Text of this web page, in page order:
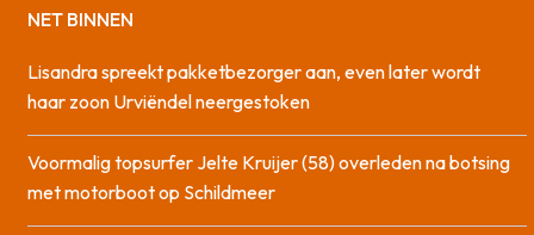
NET BINNEN
Lisandra spreekt pakketbezorger aan, even later wordt
haar zoon Urviëndel neergestoken
Voormalig topsurfer Jelte Kruijer (58) overleden na botsing
met motorboot op Schildmeer